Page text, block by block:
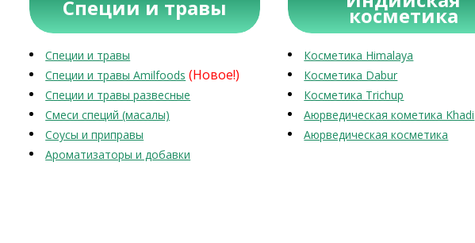
Специи и травы
Специи и травы
Специи и травы Amilfoods (Новое!)
Специи и травы развесные
Смеси специй (масалы)
Соусы и приправы
Ароматизаторы и добавки
косметика
Косметика Himalaya
Косметика Dabur
Косметика Trichup
Аюрведическая кометика Khadi
Аюрведическая косметика